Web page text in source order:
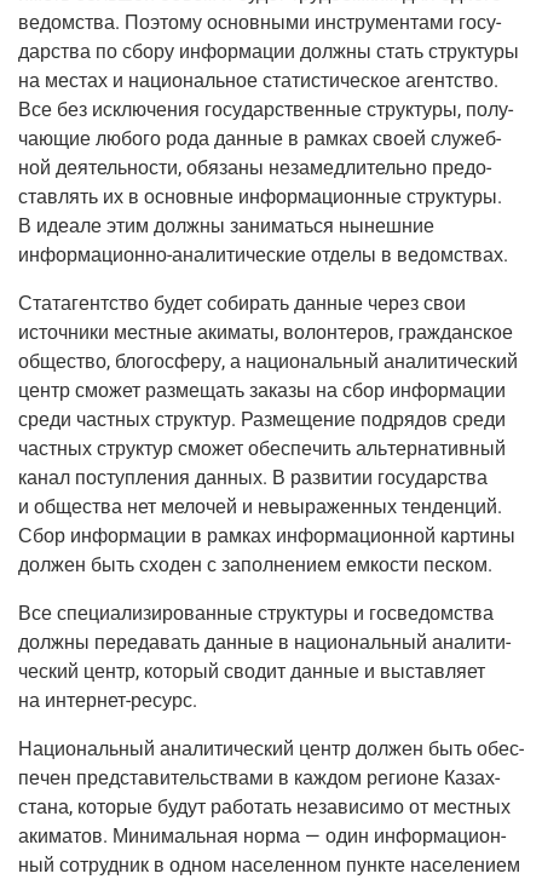
ведом­ства. Поэто­му основ­ны­ми инстру­мен­та­ми госу­
дар­ства по сбо­ру инфор­ма­ции долж­ны стать струк­ту­ры
на местах и наци­о­наль­ное ста­ти­сти­че­ское агент­ство.
Все без исклю­че­ния госу­дар­ствен­ные струк­ту­ры, полу­
ча­ю­щие любо­го рода дан­ные в рам­ках сво­ей слу­жеб­
ной дея­тель­но­сти, обя­за­ны неза­мед­ли­тель­но предо­
став­лять их в основ­ные инфор­ма­ци­он­ные струк­ту­ры.
В иде­а­ле этим долж­ны зани­мать­ся нынеш­ние
инфор­ма­ци­он­но-ана­ли­ти­че­ские отде­лы в ведомствах.
Ста­та­гент­ство будет соби­рать дан­ные через свои
источ­ни­ки мест­ные аки­ма­ты, волон­те­ров, граж­дан­ское
обще­ство, бло­го­сфе­ру, а наци­о­наль­ный ана­ли­ти­че­ский
центр смо­жет раз­ме­щать зака­зы на сбор инфор­ма­ции
сре­ди част­ных струк­тур. Раз­ме­ще­ние под­ря­дов сре­ди
част­ных струк­тур смо­жет обес­пе­чить аль­тер­на­тив­ный
канал поступ­ле­ния дан­ных. В раз­ви­тии госу­дар­ства
и обще­ства нет мело­чей и невы­ра­жен­ных тен­ден­ций.
Сбор инфор­ма­ции в рам­ках инфор­ма­ци­он­ной кар­ти­ны
дол­жен быть схо­ден с запол­не­ни­ем емко­сти песком.
Все спе­ци­а­ли­зи­ро­ван­ные струк­ту­ры и госве­дом­ства
долж­ны пере­да­вать дан­ные в наци­о­наль­ный ана­ли­ти­
че­ский центр, кото­рый сво­дит дан­ные и выстав­ля­ет
на интер­нет-ресурс.
Наци­о­наль­ный ана­ли­ти­че­ский центр дол­жен быть обес­
пе­чен пред­ста­ви­тель­ства­ми в каж­дом реги­оне Казах­
ста­на, кото­рые будут рабо­тать неза­ви­си­мо от мест­ных
аки­ма­тов. Мини­маль­ная нор­ма — один инфор­ма­ци­он­
ный сотруд­ник в одном насе­лен­ном пунк­те насе­ле­ни­ем